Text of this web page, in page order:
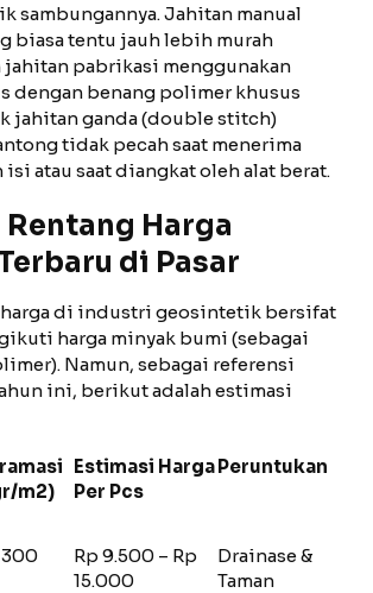
sambungannya. Jahitan manual
biasa tentu jauh lebih murah
pabrikasi menggunakan
dengan benang polimer khusus
jahitan ganda (double stitch)
tidak pecah saat menerima
isi atau saat diangkat oleh alat berat.
Harga
di Pasar
harga di industri geosintetik bersifat
harga minyak bumi (sebagai
Namun, sebagai referensi
ini, berikut adalah estimasi
m2)
Estimasi Harga
Per Pcs
Peruntukan
300
Rp 9.500 – Rp
15.000
Drainase &
Taman